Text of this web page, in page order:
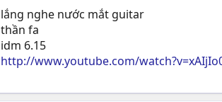
lắng nghe nước mắt guitar
thần fa
idm 6.15
http://www.youtube.com/